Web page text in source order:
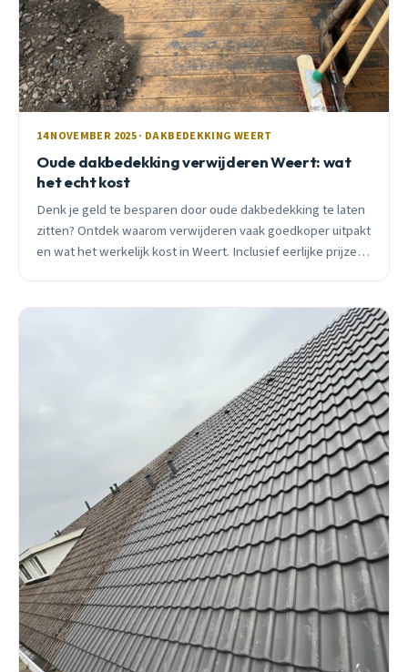
14 NOVEMBER 2025 · DAKBEDEKKING WEERT
Oude dakbedekking verwijderen Weert: wat
het echt kost
Denk je geld te besparen door oude dakbedekking te laten
zitten? Ontdek waarom verwijderen vaak goedkoper uitpakt
en wat het werkelijk kost in Weert. Inclusief eerlijke prijzen